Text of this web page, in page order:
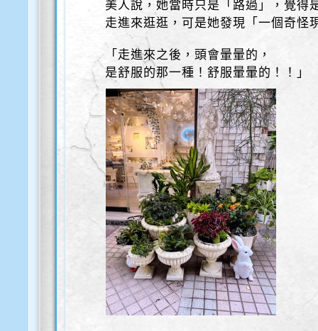
美人說，她當時只是「路過」，覺得
走進來逛逛，可是她發現「一個奇怪
「走進來之後，頭會暈暈的，
是舒服的那一種！舒服暈暈的！！」